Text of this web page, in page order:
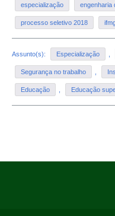
especialização engenharia
processo seletivo 2018
Assunto(s): Especialização
Segurança no trabalho
Educação Educação